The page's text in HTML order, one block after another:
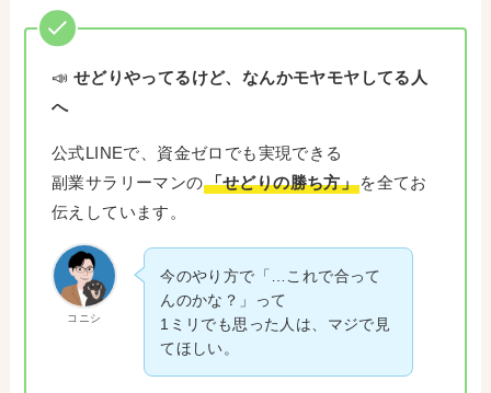
📣 せどりやってるけど、なんかモヤモヤしてる人
へ
公式LINEで、資金ゼロでも実現できる
副業サラリーマンの「せどりの勝ち方」 を全てお
伝えしています。
コニシ
今のやり方で「…これで合って
んのかな？」って
1ミリでも思った人は、マジで見
てほしい。